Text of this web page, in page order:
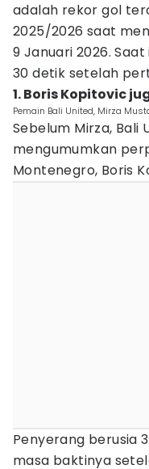
adalah rekor gol
2025/2026 saat
9 Januari 2026.
30 detik setelah
1. Boris Kopitovic
Pemain Bali United, Mirza
Sebelum Mirza, Bali
mengumumkan
Montenegro, Boris
Penyerang berusia
masa baktinya